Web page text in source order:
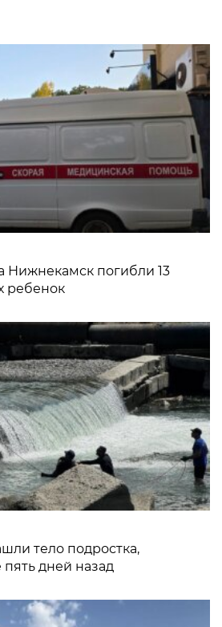
Нижнекамск погибли 13
ребенок
тело подростка,
дней назад